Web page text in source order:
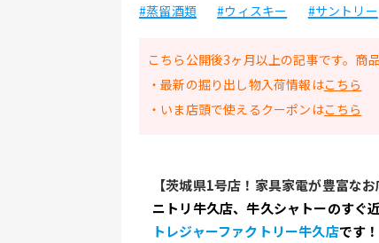
#蒸留酒類 #ウィスキー #サントリー
こちら公開後3ヶ月以上の記事です。商
・最新の掘り出し物入荷情報はこちら
・いま店頭で使えるクーポンはこちら
【茨城県1号店！家具家電が豊富なお
ニトリ牛久店、牛久シャトーのすぐ
トレジャーファクトリー牛久店です！